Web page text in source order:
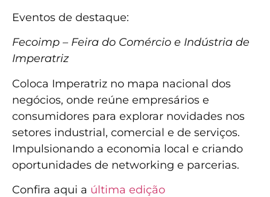
Eventos de destaque:
Fecoimp – Feira do Comércio e Indústria de
Imperatriz
Coloca Imperatriz no mapa nacional dos
negócios, onde reúne empresários e
consumidores para explorar novidades nos
setores industrial, comercial e de serviços.
Impulsionando a economia local e criando
oportunidades de networking e parcerias.
Confira aqui a última edição